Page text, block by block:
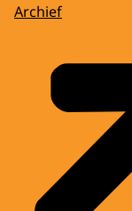
Archief